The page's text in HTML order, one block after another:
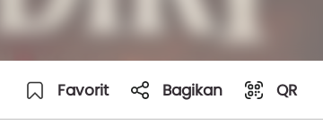
Favorit Bagikan QR